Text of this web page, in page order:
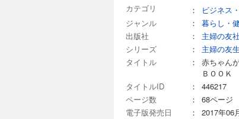
カテゴリ ：
ビジネス
ジャンル
： 暮らし・
出版社
：
主婦の友社
シリーズ
：
主婦の友
タイトル
：
赤ちゃん
ＢＯＯＫ
タイトルID
：
446217
ページ数
：
68ページ
電子版発売日
：
2017年06